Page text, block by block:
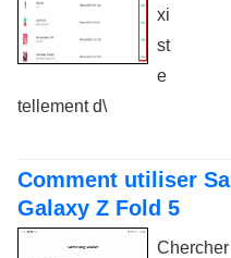
xi
st
e
tellement d\
Comment utiliser
Galaxy Z Fold 5